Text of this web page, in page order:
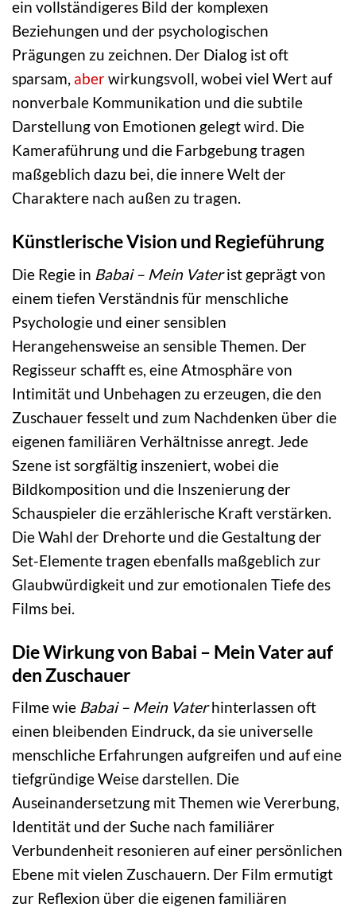
ein vollständigeres Bild der komplexen
Beziehungen und der psychologischen
Prägungen zu zeichnen. Der Dialog ist oft
sparsam, aberwirkungsvoll, wobei viel Wert auf
nonverbale Kommunikation und die subtile
Darstellung von Emotionen gelegt wird. Die
Kameraführung und die Farbgebung tragen
maßgeblich dazu bei, die innere Welt der
Charaktere nach außen zu tragen.
Künstlerische Vision und Regieführung
Die Regie in Babai – Mein Vaterist geprägt von
einem tiefen Verständnis für menschliche
Psychologie und einer sensiblen
Herangehensweise an sensible Themen. Der
Regisseur schafft es, eine Atmosphäre von
Intimität und Unbehagen zu erzeugen, die den
Zuschauer fesselt und zum Nachdenken über die
eigenen familiären Verhältnisse anregt. Jede
Szene ist sorgfältig inszeniert, wobei die
Bildkomposition und die Inszenierung der
Schauspieler die erzählerische Kraft verstärken.
Die Wahl der Drehorte und die Gestaltung der
Set-Elemente tragen ebenfalls maßgeblich zur
Glaubwürdigkeit und zur emotionalen Tiefe des
Films bei.
Die Wirkung von Babai – Mein Vater auf
den Zuschauer
Filme wie Babai – Mein Vaterhinterlassen oft
einen bleibenden Eindruck, da sie universelle
menschliche Erfahrungen aufgreifen und auf eine
tiefgründige Weise darstellen. Die
Auseinandersetzung mit Themen wie Vererbung,
Identität und der Suche nach familiärer
Verbundenheit resonieren auf einer persönlichen
Ebene mit vielen Zuschauern. Der Film ermutigt
zur Reflexion über die eigenen familiären